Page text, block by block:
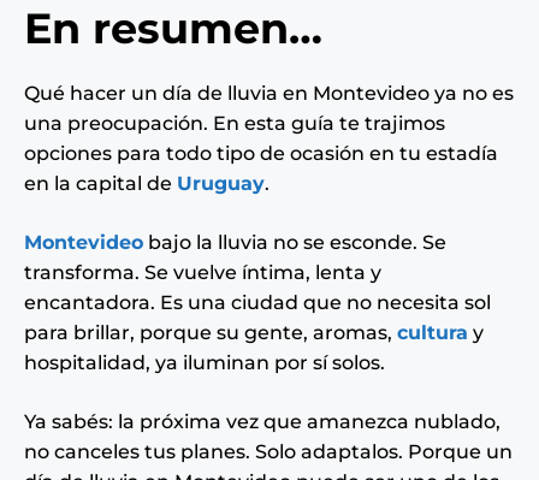
En resumen…
Qué hacer un día de lluvia en Montevideo ya no es
una preocupación. En esta guía te trajimos
opciones para todo tipo de ocasión en tu estadía
en la capital de Uruguay.
Montevideo bajo la lluvia no se esconde. Se
transforma. Se vuelve íntima, lenta y
encantadora. Es una ciudad que no necesita sol
para brillar, porque su gente, aromas, cultura y
hospitalidad, ya iluminan por sí solos.
Ya sabés: la próxima vez que amanezca nublado,
no canceles tus planes. Solo adaptalos. Porque un